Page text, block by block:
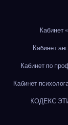
Кабинет
Кабинет
Кабинет по
Кабинет
КОДЕКС